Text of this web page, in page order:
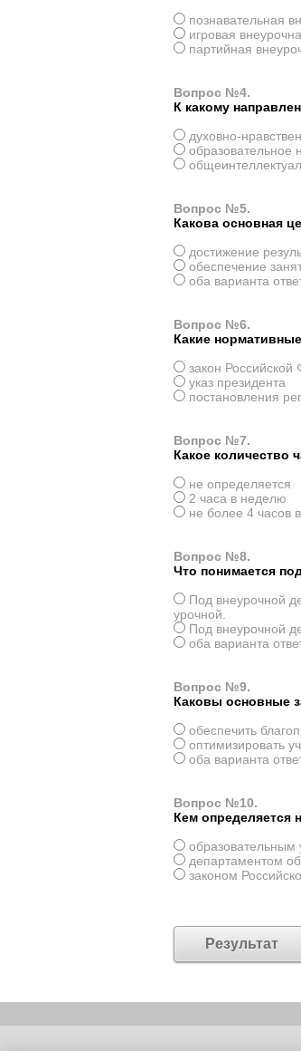
познавательная
игровая
партийная
Вопрос №4.
К какому
духовно-
образовательное
Вопрос №5.
Какова основная
достижение
обеспечение
оба варианта
Вопрос №6.
Какие
закон
указ президента
постановления
Вопрос №7.
Какое количество
не определяется
2 часа в неделю
не более 4 часов
Вопрос №8.
Что понимается
Под внеурочной
урочной.
Под внеурочной
оба варианта
Вопрос №9.
Каковы основные
обеспечить
оптимизировать
оба варианта
Вопрос №10.
Кем определяется
образовательным
департаментом
законом